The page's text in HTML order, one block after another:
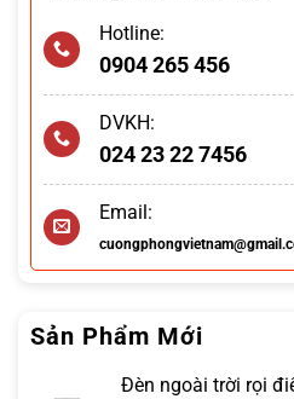
Hotline:
0904 265 456
DVKH:
024 23 22 7456
Email:
Sản Phẩm Mới
Đèn ngoài trời rọi